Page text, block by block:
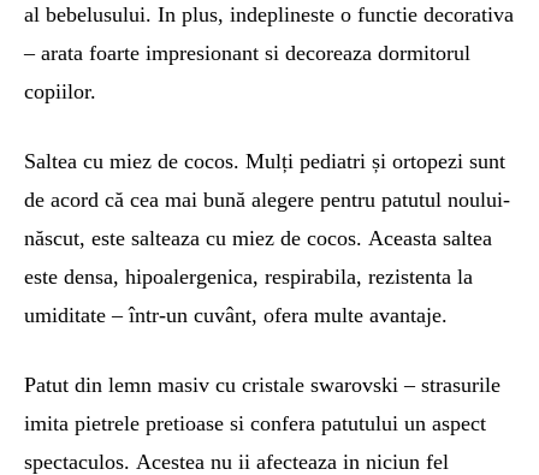
al bebelusului. In plus, indeplineste o functie decorativa
– arata foarte impresionant si decoreaza dormitorul
copiilor.
Saltea cu miez de cocos. Mulți pediatri și ortopezi sunt
de acord că cea mai bună alegere pentru patutul noului-
născut, este salteaza cu miez de cocos. Aceasta saltea
este densa, hipoalergenica, respirabila, rezistenta la
umiditate – într-un cuvânt, ofera multe avantaje.
Patut din lemn masiv cu cristale swarovski – strasurile
imita pietrele pretioase si confera patutului un aspect
spectaculos. Acestea nu ii afecteaza in niciun fel